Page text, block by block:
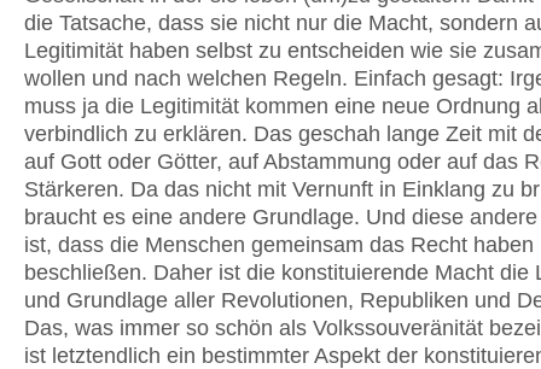
die Tatsache, dass sie nicht nur die Macht, sondern
Legitimität haben selbst zu entscheiden wie sie
wollen und nach welchen Regeln. Einfach gesagt:
muss ja die Legitimität kommen eine neue Ordnung
verbindlich zu erklären. Das geschah lange Zeit mit
auf Gott oder Götter, auf Abstammung oder auf das
Stärkeren. Da das nicht mit Vernunft in Einklang zu
braucht es eine andere Grundlage. Und diese
ist, dass die Menschen gemeinsam das Recht haben
beschließen. Daher ist die konstituierende Macht die
und Grundlage aller Revolutionen, Republiken und
Das, was immer so schön als Volkssouveränität
ist letztendlich ein bestimmter Aspekt der